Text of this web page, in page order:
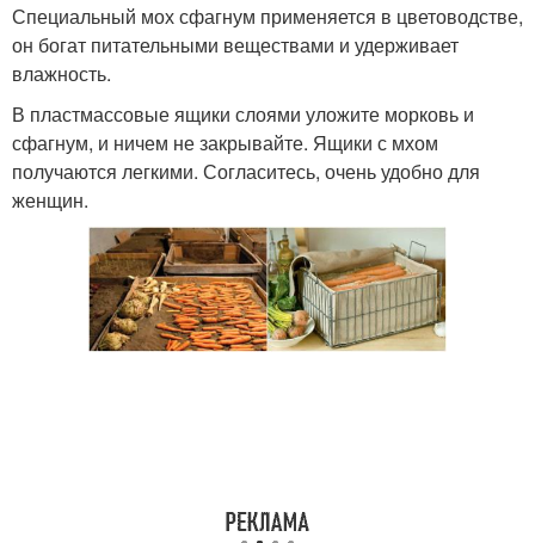
Специальный мох сфагнум применяется в цветоводстве,
он богат питательными веществами и удерживает
влажность.
В пластмассовые ящики слоями уложите морковь и
сфагнум, и ничем не закрывайте. Ящики с мхом
получаются легкими. Согласитесь, очень удобно для
женщин.